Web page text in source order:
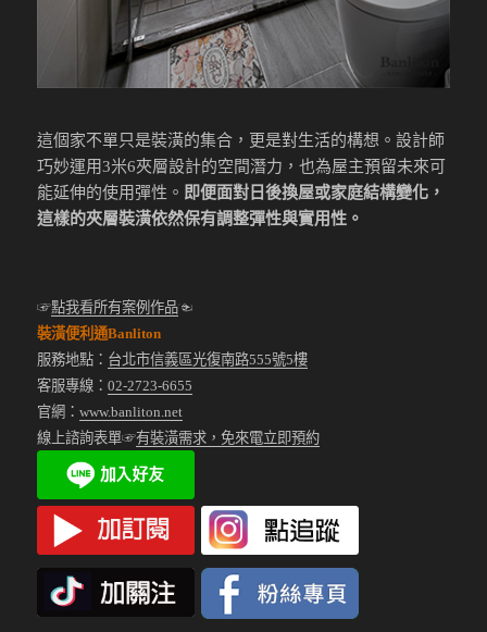
這個家不單只是裝潢的集合，更是對生活的構想。設計師
巧妙運用3米6夾層設計的空間潛力，也為屋主預留未來可
能延伸的使用彈性。 即便面對日後換屋或家庭結構變化，
這樣的夾層裝潢依然保有調整彈性與實用性。
☞點我看所有案例作品☜
裝潢便利通Banliton
服務地點： 台北市信義區光復南路555號5樓
客服專線：02-2723-6655
官網：www.banliton.net
線上諮詢表單☞有裝潢需求，免來電立即預約